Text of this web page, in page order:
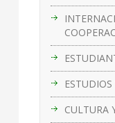
CULTURA